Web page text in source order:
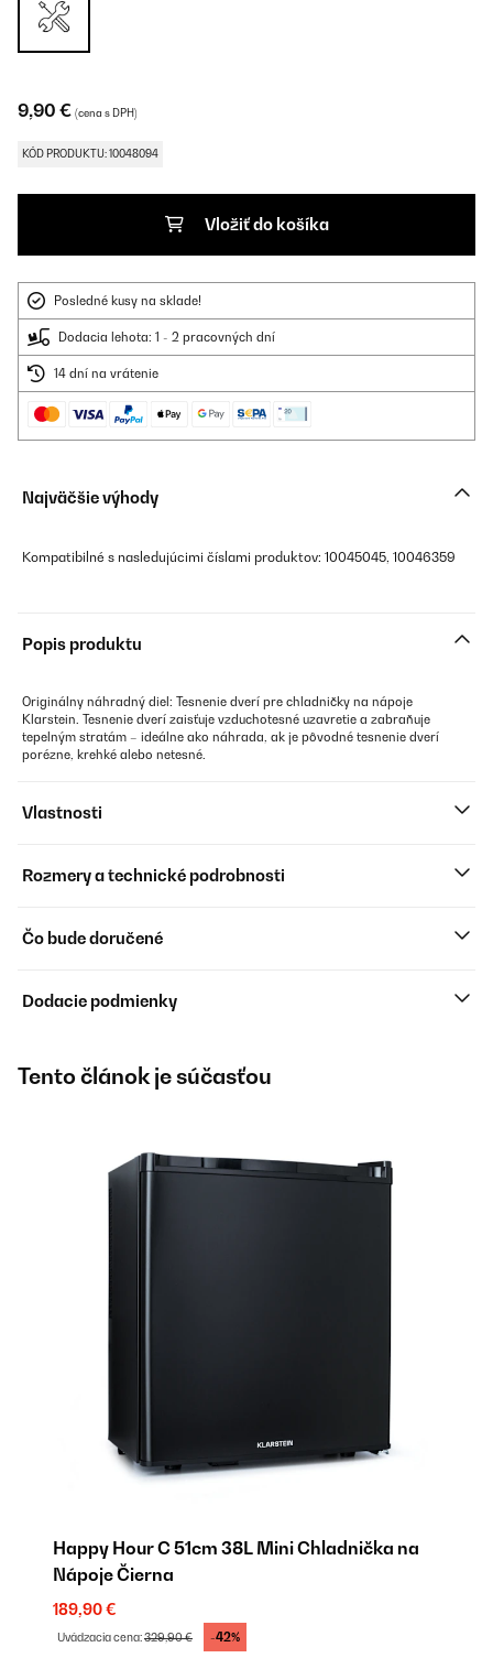
9,90 € (cena s DPH)
KÓD PRODUKTU: 10048094
Vložiť do košíka
Posledné kusy na sklade!
Dodacia lehota: 1 - 2 pracovných dní
14 dní na vrátenie
Najväčšie výhody
Kompatibilné s nasledujúcimi číslami produktov: 10045045, 10046359
Popis produktu
Originálny náhradný diel: Tesnenie dverí pre chladničky na nápoje
Klarstein. Tesnenie dverí zaisťuje vzduchotesné uzavretie a zabraňuje
tepelným stratám – ideálne ako náhrada, ak je pôvodné tesnenie dverí
porézne, krehké alebo netesné.
Vlastnosti
Rozmery a technické podrobnosti
Čo bude doručené
Dodacie podmienky
Tento článok je súčasťou
Happy Hour C 51cm 38L Mini Chladnička na
Nápoje Čierna
189,90 €
Uvádzacia cena:329,90 € -42%